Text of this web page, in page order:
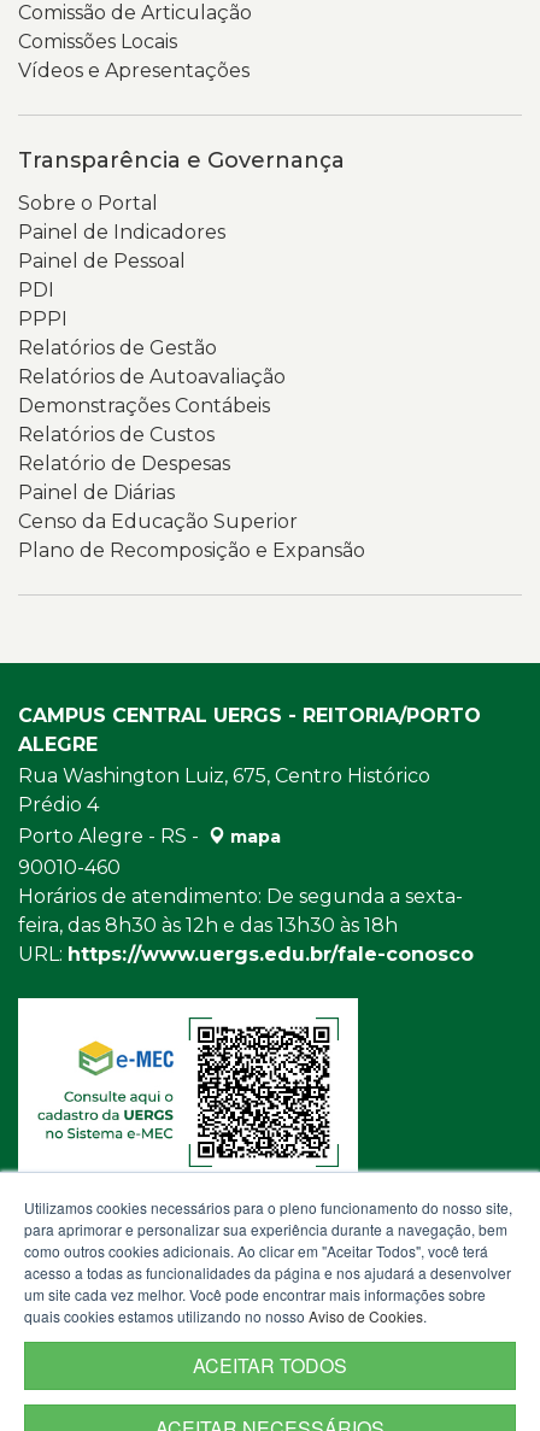
Comissão de Articulação
Comissões Locais
Vídeos e Apresentações
Transparência e Governança
Sobre o Portal
Painel de Indicadores
Painel de Pessoal
PDI
PPPI
Relatórios de Gestão
Relatórios de Autoavaliação
Demonstrações Contábeis
Relatórios de Custos
Relatório de Despesas
Painel de Diárias
Censo da Educação Superior
Plano de Recomposição e Expansão
CAMPUS CENTRAL UERGS - REITORIA/PORTO
ALEGRE
Rua Washington Luiz, 675, Centro Histórico
Prédio 4
Porto Alegre - RS -
mapa
90010-460
Horários de atendimento: De segunda a sexta-
feira, das 8h30 às 12h e das 13h30 às 18h
URL: https://www.uergs.edu.br/fale-conosco
Utilizamos cookies necessários para o pleno funcionamento do nosso site,
para aprimorar e personalizar sua experiência durante a navegação, bem
como outros cookies adicionais. Ao clicar em "Aceitar Todos", você terá
acesso a todas as funcionalidades da página e nos ajudará a desenvolver
um site cada vez melhor. Você pode encontrar mais informações sobre
quais cookies estamos utilizando no nosso Aviso de Cookies.
ACEITAR TODOS